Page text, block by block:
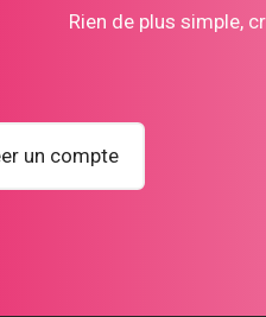
Rien de plus simple,
un compte